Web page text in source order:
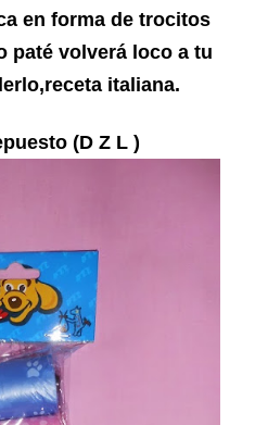
en forma de trocitos
paté volverá loco a tu
italiana.
(D Z L )